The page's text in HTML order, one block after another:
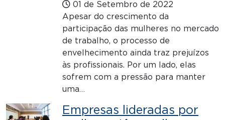
01 de Setembro de 2022
Apesar do crescimento da
participação das mulheres no mercado
de trabalho, o processo de
envelhecimento ainda traz prejuízos
às profissionais. Por um lado, elas
sofrem com a pressão para manter
uma…
Empresas lideradas por